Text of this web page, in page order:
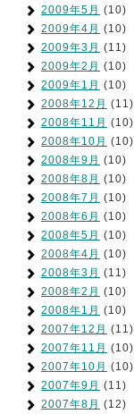
2009年5月 (10)
2009年4月 (10)
2009年3月 (11)
2009年2月 (10)
2009年1月 (10)
2008年12月 (11)
2008年11月 (10)
2008年10月 (10)
2008年9月 (10)
2008年8月 (10)
2008年7月 (10)
2008年6月 (10)
2008年5月 (10)
2008年4月 (10)
2008年3月 (11)
2008年2月 (10)
2008年1月 (10)
2007年12月 (11)
2007年11月 (10)
2007年10月 (10)
2007年9月 (11)
2007年8月 (12)